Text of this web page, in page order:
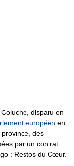
disparu en
européen en
province, des
par un contrat
: Restos du Cœur.